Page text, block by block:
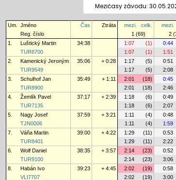
Mezičasy závodu:
Um. Jméno Čas Ztráta mezi. celk. mezi.
Reg. číslo
1 (69) 2
1.
Luštický Martin 34:38 1:07 (1) 0:44
TUR8700
1:07 (1) 1:51
2.
Kamenický Jeroným 35:06 + 0:28 1:17 (5) 0:51
TUR9549
1:17 (5) 2:08
3.
Schulhof Jan 35:49 + 1:11 2:01 (18) 0:45
TUR8900
2:01 (18) 2:46
4.
Žemlík Pavel 37:17 + 2:39 1:18 (6) 0:49
TUR7135
1:18 (6) 2:07
5.
Nagy Josef 37:59 + 3:21 1:11 (4) 0:48
TJN0006
1:11 (4) 1:59
7.
Váňa Martin 39:00 + 4:22 1:29 (11) 0:53
TUR8401
1:29 (11) 2:22
6.
Wolf Daniel 38:35 + 3:57 2:14 (23) 0:52
TUR9100
2:14 (23) 3:06
8.
Habán Ivo 39:23 + 4:45 2:02 (19) 0:58
VLI7707
2:02 (19) 3:00